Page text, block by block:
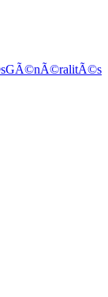
GÃ©nÃ©ralitÃ©s